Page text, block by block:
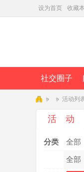
设为首页 收藏
社交圈子
» » 活动列
活 动
分类 全部
全部